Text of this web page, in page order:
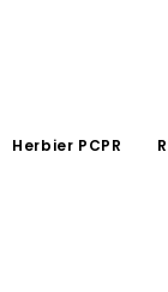
Herbier PCPR